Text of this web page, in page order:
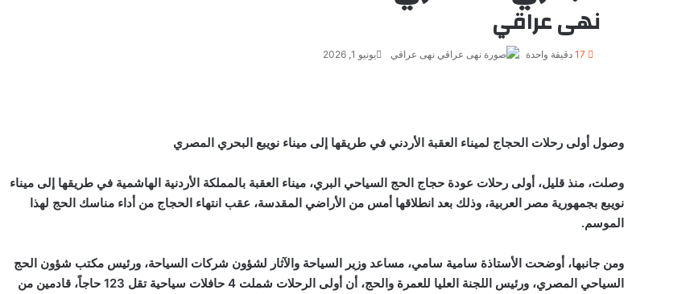
نهى عراقي
نهى عراقي يونيو 1, 2026 دقيقة واحدة
وصول أولى رحلات الحجاج لميناء العقبة الأردني في طريقها إلى ميناء نويبع البحري المصري
وصلت، منذ قليل، أولى رحلات عودة حجاج الحج السياحي البري، ميناء العقبة بالمملكة الأردنية الهاشمية في طريقها إلى ميناء
نويبع بجمهورية مصر العربية، وذلك بعد انطلاقها أمس من الأراضي المقدسة، عقب انتهاء الحجاج من أداء مناسك الحج لهذا
الموسم.
ومن جانبها، أوضحت الأستاذة سامية سامي، مساعد وزير السياحة والآثار لشؤون شركات السياحة، ورئيس مكتب شؤون الحج
السياحي المصري، ورئيس اللجنة العليا للعمرة والحج، أن أولى الرحلات شملت 4 حافلات سياحية تقل 123 حاجاً، قادمين من